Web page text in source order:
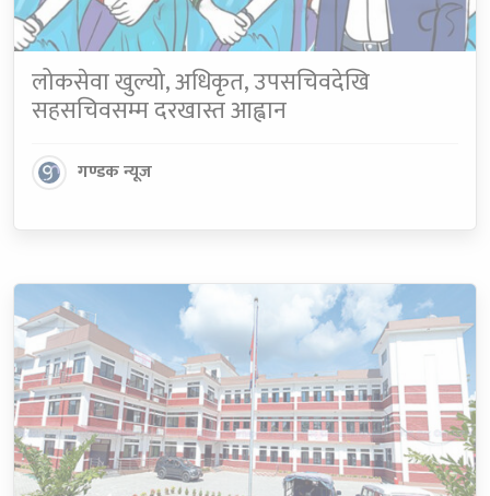
लोकसेवा खुल्यो, अधिकृत, उपसचिवदेखि
सहसचिवसम्म दरखास्त आह्वान
गण्डक न्यूज